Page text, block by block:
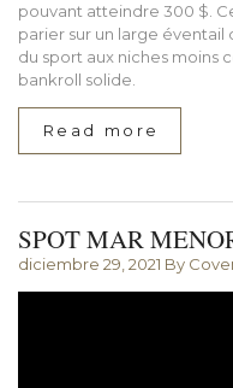
pouvant atteindre 300 $.
parier sur un large éventail
du sport aux niches moins
bankroll solide.
Read more
SPOT MAR
diciembre 29, 2021 By